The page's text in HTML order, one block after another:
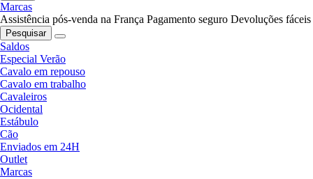
Marcas
Assistência pós-venda na França Pagamento seguro Devoluções fáceis
Pesquisar
Saldos
Especial Verão
Cavalo em repouso
Cavalo em trabalho
Cavaleiros
Ocidental
Estábulo
Cão
Enviados em 24H
Outlet
Marcas